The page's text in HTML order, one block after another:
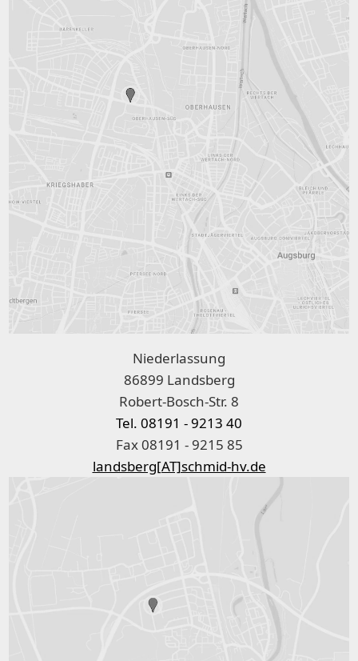
Niederlassung
86899 Landsberg
Robert-Bosch-Str. 8
Tel. 08191 - 9213 40
Fax 08191 - 9215 85
landsberg[AT]schmid-hv.de